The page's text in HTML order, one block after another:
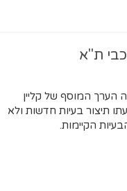
ת"א
הערך המוסף של קליין
תיצור בעיות חדשות ולא
הקיימות.